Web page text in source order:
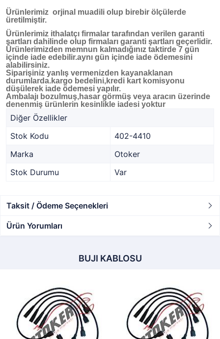
Ürünlerimiz orjinal muadili olup birebir ölçülerde
üretilmiştir.
Ürünlerimiz ithalatçı firmalar tarafından verilen garanti
şartları dahilinde olup firmaları garanti şartları geçerlidir.
Ürünlerimizden memnun kalmadığınız taktirde 7 gün
içinde iade edebilir.aynı gün içinde iade ödemesini
alabilirsiniz.
Siparişiniz yanlış vermenizden kayanaklanan
durumlarda.kargo bedelini,kredi kart komisyonu
düşülerek iade ödemesi yapılır.
Ambalajı bozulmuş,hasar görmüş veya aracın üzerinde
denenmiş ürünlerin kesinlikle iadesi yoktur
Diğer Özellikler
Stok Kodu
402-4410
Marka
Otoker
Stok Durumu
Var
Taksit / Ödeme Seçenekleri
Ürün Yorumları
BUJI KABLOSU